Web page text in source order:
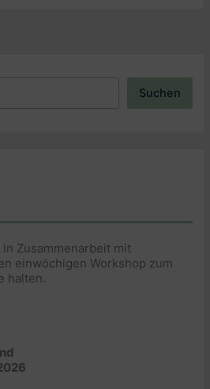
Suchen
Zusammenarbeit mit
einwöchigen Workshop zum
halten.